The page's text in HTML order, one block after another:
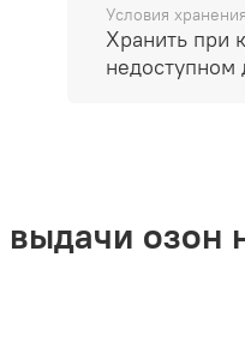
аромалампе без
доступном для
Условия хранения
Хранить при
недоступном
озон